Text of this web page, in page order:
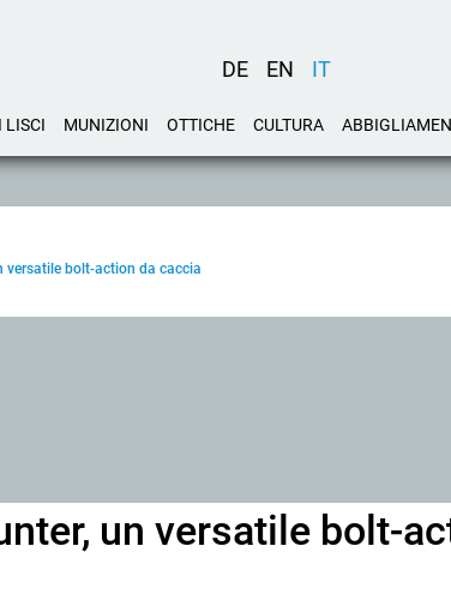
DE EN IT
LISCI MUNIZIONI OTTICHE CULTURA
versatile bolt-action da caccia
un versatile bolt-